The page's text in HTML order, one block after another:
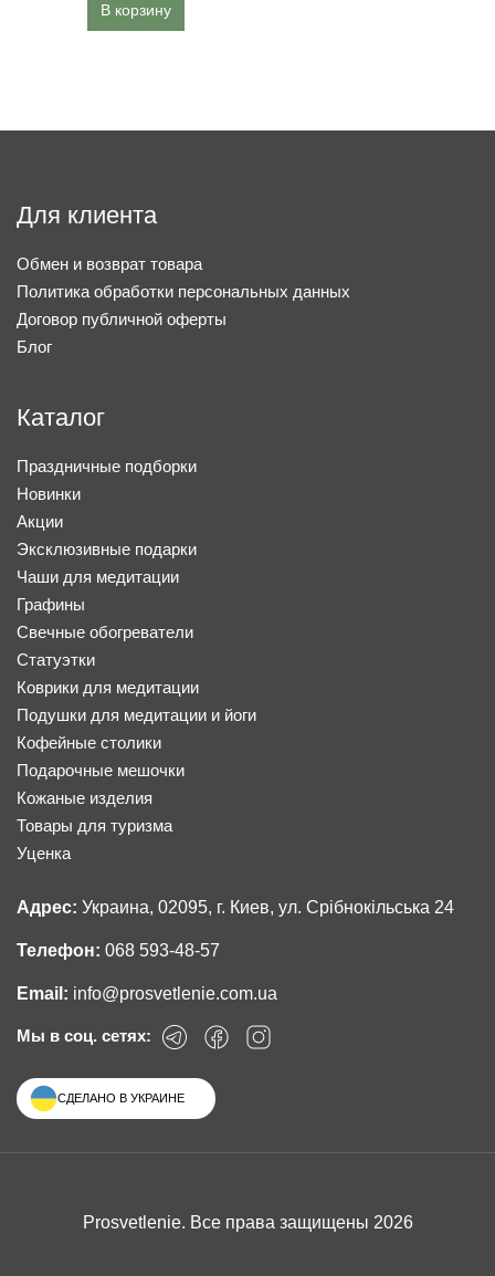
В корзину
Для клиента
Обмен и возврат товара
Политика обработки персональных данных
Договор публичной оферты
Блог
Каталог
Праздничные подборки
Новинки
Акции
Эксклюзивные подарки
Чаши для медитации
Графины
Свечные обогреватели
Статуэтки
Коврики для медитации
Подушки для медитации и йоги
Кофейные столики
Подарочные мешочки
Кожаные изделия
Товары для туризма
Уценка
Адрес: Украина, 02095, г. Киев, ул. Срібнокільська 24
Телефон: 068 593-48-57
Email: info@prosvetlenie.com.ua
Мы в соц. сетях:
СДЕЛАНО В УКРАИНЕ
Prosvetlenie. Все права защищены 2026